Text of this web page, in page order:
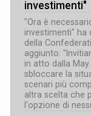
investimenti"
"Ora è
investimenti" ha
della
aggiunto:
in atto dalla
sbloccare la
scenari più
altra scelta che
l'opzione di